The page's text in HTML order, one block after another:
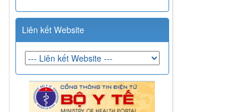
Liên kết Website